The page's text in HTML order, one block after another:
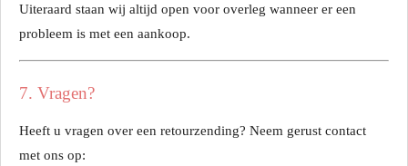
Uiteraard staan wij altijd open voor overleg wanneer er een
probleem is met een aankoop.
7. Vragen?
Heeft u vragen over een retourzending? Neem gerust contact
met ons op: